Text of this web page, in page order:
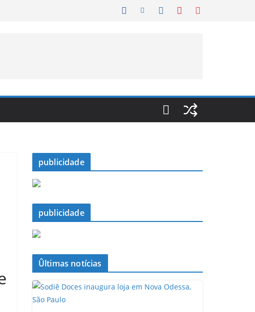
publicidade
publicidade
Ûltimas notícias